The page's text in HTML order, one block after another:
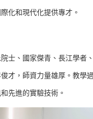
化和現代化提供專才。
士、國家傑青、長江學者
才，師資力量雄厚。教學
先進的實驗技術。